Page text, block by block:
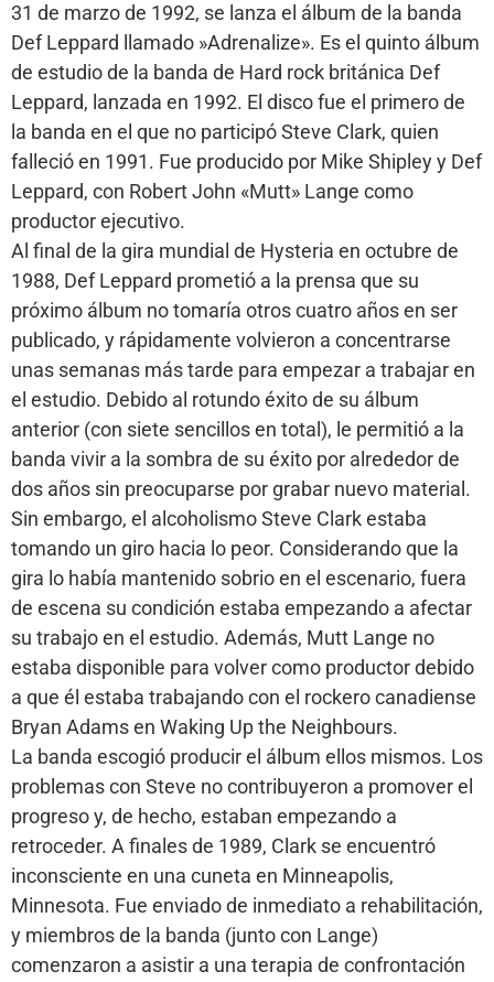
31 de marzo de 1992, se lanza el álbum de la banda
Def Leppard llamado »Adrenalize». Es el quinto álbum
de estudio de la banda de Hard rock británica Def
Leppard, lanzada en 1992. El disco fue el primero de
la banda en el que no participó Steve Clark, quien
falleció en 1991. Fue producido por Mike Shipley y Def
Leppard, con Robert John «Mutt» Lange como
productor ejecutivo.
Al final de la gira mundial de Hysteria en octubre de
1988, Def Leppard prometió a la prensa que su
próximo álbum no tomaría otros cuatro años en ser
publicado, y rápidamente volvieron a concentrarse
unas semanas más tarde para empezar a trabajar en
el estudio. Debido al rotundo éxito de su álbum
anterior (con siete sencillos en total), le permitió a la
banda vivir a la sombra de su éxito por alrededor de
dos años sin preocuparse por grabar nuevo material.
Sin embargo, el alcoholismo Steve Clark estaba
tomando un giro hacia lo peor. Considerando que la
gira lo había mantenido sobrio en el escenario, fuera
de escena su condición estaba empezando a afectar
su trabajo en el estudio. Además, Mutt Lange no
estaba disponible para volver como productor debido
a que él estaba trabajando con el rockero canadiense
Bryan Adams en Waking Up the Neighbours.
La banda escogió producir el álbum ellos mismos. Los
problemas con Steve no contribuyeron a promover el
progreso y, de hecho, estaban empezando a
retroceder. A finales de 1989, Clark se encuentró
inconsciente en una cuneta en Minneapolis,
Minnesota. Fue enviado de inmediato a rehabilitación,
y miembros de la banda (junto con Lange)
comenzaron a asistir a una terapia de confrontación